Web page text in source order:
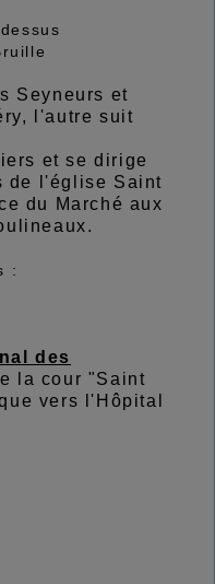
Seyneurs et
l'autre suit
et se dirige
de l'église Saint
du Marché aux
:
des
la cour "Saint
vers l'Hôpital